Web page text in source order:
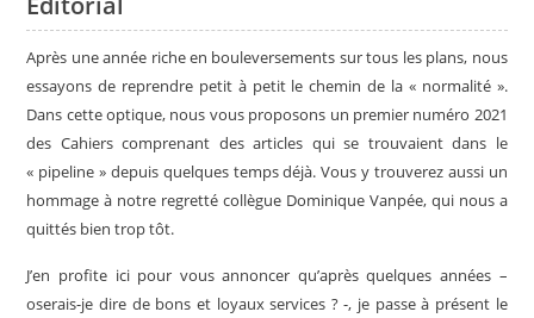
Après une année riche en bouleversements sur tous les plans, nous
essayons de reprendre petit à petit le chemin de la « normalité ».
Dans cette optique, nous vous proposons un premier numéro 2021
des Cahiers comprenant des articles qui se trouvaient dans le
« pipeline » depuis quelques temps déjà. Vous y trouverez aussi un
hommage à notre regretté collègue Dominique Vanpée, qui nous a
quittés bien trop tôt.
J’en profite ici pour vous annoncer qu’après quelques années –
oserais-je dire de bons et loyaux services ? -, je passe à présent le